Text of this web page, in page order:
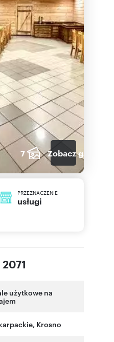
7 Zobacz galerię
PRZEZNACZENIE
usługi
użytkowe na
, Krosno